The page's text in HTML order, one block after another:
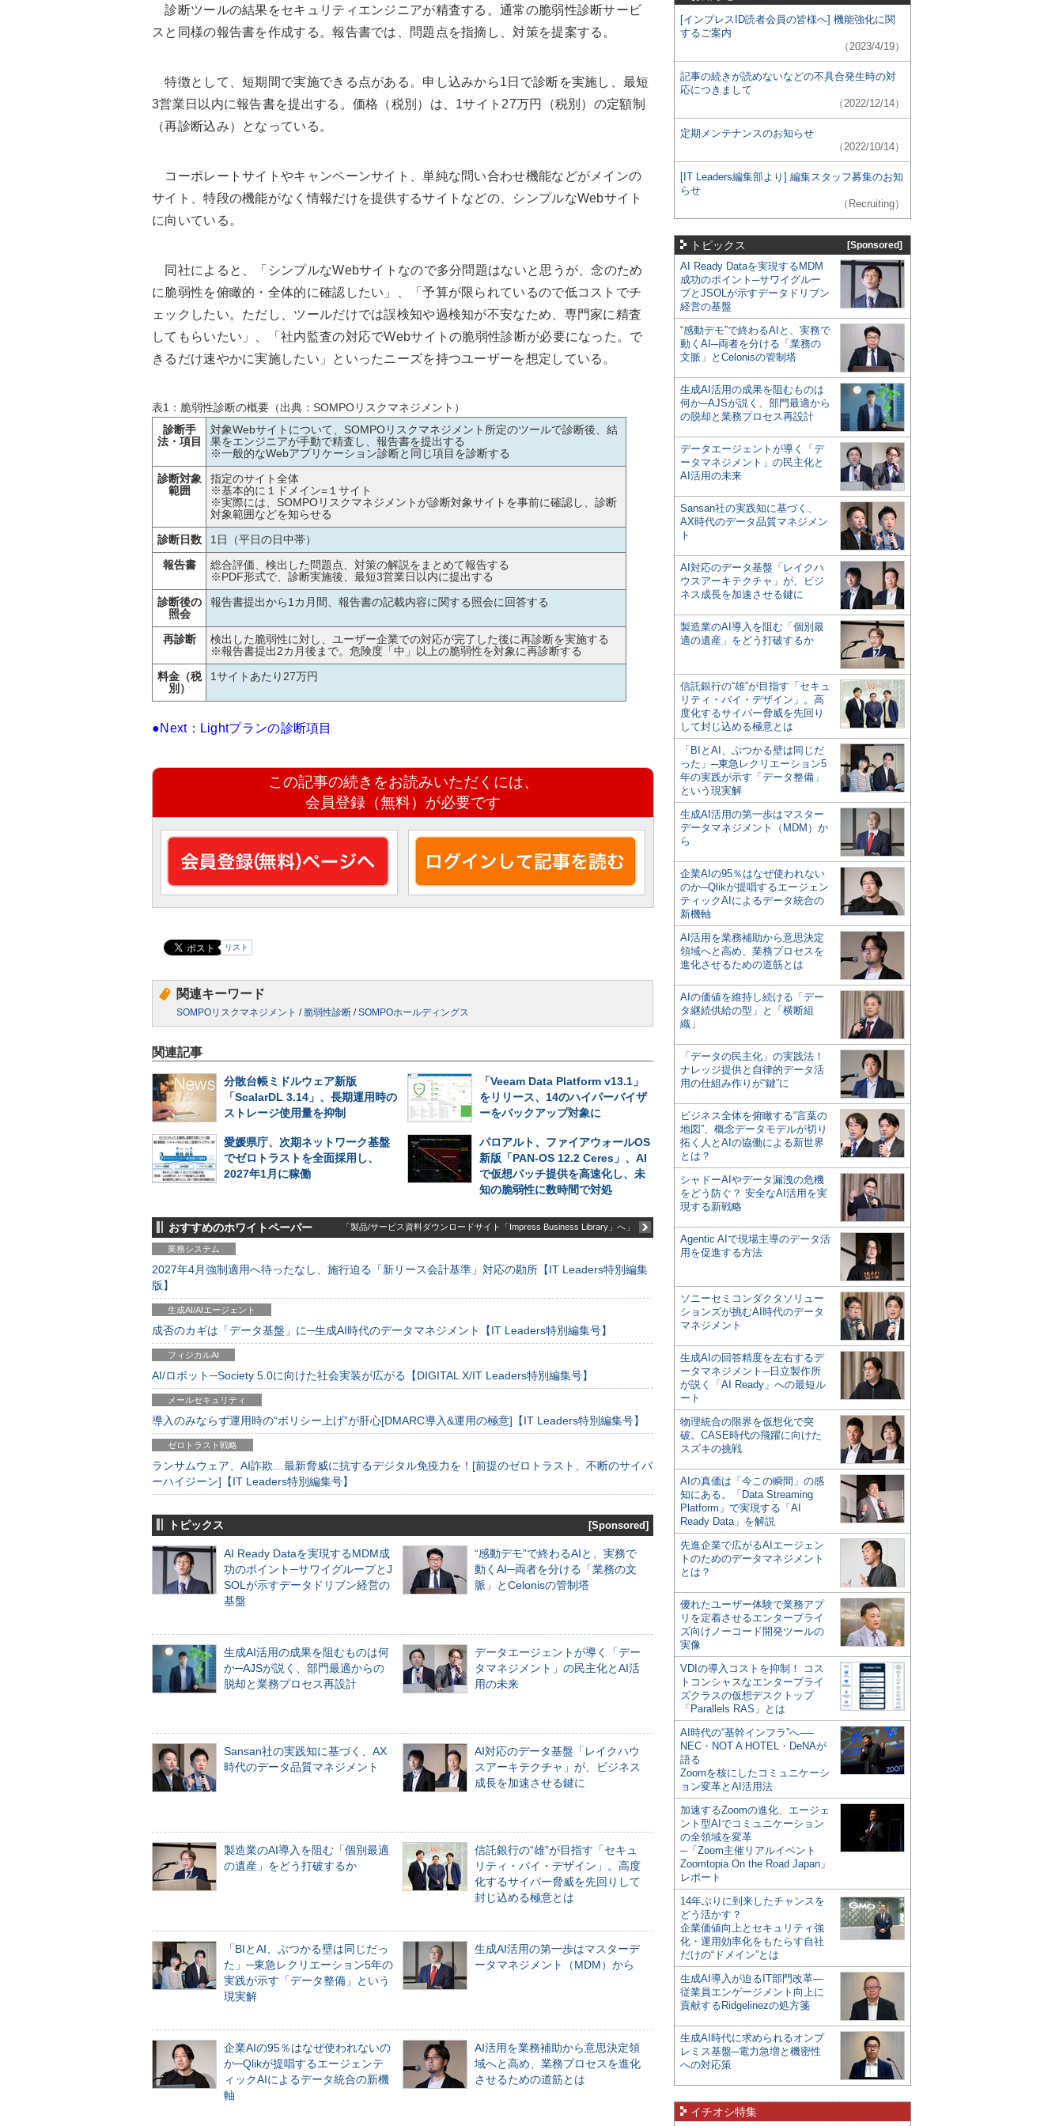
診断ツールの結果をセキュリティエンジニアが精査する。通常の脆弱性診断サービ
スと同様の報告書を作成する。報告書では、問題点を指摘し、対策を提案する。
特徴として、短期間で実施できる点がある。申し込みから1日で診断を実施し、最短
3営業日以内に報告書を提出する。価格（税別）は、1サイト27万円（税別）の定額制
（再診断込み）となっている。
コーポレートサイトやキャンペーンサイト、単純な問い合わせ機能などがメインの
サイト、特段の機能がなく情報だけを提供するサイトなどの、シンプルなWebサイト
に向いている。
同社によると、「シンプルなWebサイトなので多分問題はないと思うが、念のため
に脆弱性を俯瞰的・全体的に確認したい」、「予算が限られているので低コストでチ
ェックしたい。ただし、ツールだけでは誤検知や過検知が不安なため、専門家に精査
してもらいたい」、「社内監査の対応でWebサイトの脆弱性診断が必要になった。で
きるだけ速やかに実施したい」といったニーズを持つユーザーを想定している。
表1：脆弱性診断の概要（出典：SOMPOリスクマネジメント）
診断手
法・項目
対象Webサイトについて、SOMPOリスクマネジメント所定のツールで診断後、結
果をエンジニアが手動で精査し、報告書を提出する
※一般的なWebアプリケーション診断と同じ項目を診断する
診断対象
範囲
指定のサイト全体
※基本的に１ドメイン=１サイト
※実際には、SOMPOリスクマネジメントが診断対象サイトを事前に確認し、診断
対象範囲などを知らせる
診断日数
1日（平日の日中帯）
報告書
総合評価、検出した問題点、対策の解説をまとめて報告する
※PDF形式で、診断実施後、最短3営業日以内に提出する
診断後の
照会
報告書提出から1カ月間、報告書の記載内容に関する照会に回答する
再診断
検出した脆弱性に対し、ユーザー企業での対応が完了した後に再診断を実施する
※報告書提出2カ月後まで。危険度「中」以上の脆弱性を対象に再診断する
料金（税
別）
1サイトあたり27万円
●Next：Lightプランの診断項目
この記事の続きをお読みいただくには、
会員登録（無料）が必要です
リスト
関連キーワード
SOMPOリスクマネジメント / 脆弱性診断 /SOMPOホールディングス
関連記事
分散台帳ミドルウェア新版
「ScalarDL 3.14」、長期運用時の
ストレージ使用量を抑制
「Veeam Data Platform v13.1」
をリリース、14のハイパーバイザ
ーをバックアップ対象に
愛媛県庁、次期ネットワーク基盤
でゼロトラストを全面採用し、
2027年1月に稼働
パロアルト、ファイアウォールOS
新版「PAN-OS 12.2 Ceres」、AI
で仮想パッチ提供を高速化し、未
知の脆弱性に数時間で対処
おすすめのホワイトペーパー 「製品/サービス資料ダウンロードサイト「Impress Business Library」へ」
業務システム
2027年4月強制適用へ待ったなし、施行迫る「新リース会計基準」対応の勘所【IT Leaders特別編集
版】
生成AI/AIエージェント
成否のカギは「データ基盤」に─生成AI時代のデータマネジメント【IT Leaders特別編集号】
フィジカルAI
AI/ロボット─Society 5.0に向けた社会実装が広がる【DIGITAL X/IT Leaders特別編集号】
メールセキュリティ
導入のみならず運用時の“ポリシー上げ”が肝心[DMARC導入&運用の極意]【IT Leaders特別編集号】
ゼロトラスト戦略
ランサムウェア、AI詐欺…最新脅威に抗するデジタル免疫力を！[前提のゼロトラスト、不断のサイバ
ーハイジーン]【IT Leaders特別編集号】
トピックス [Sponsored]
AI Ready Dataを実現するMDM成
功のポイント─サワイグループとJ
SOLが示すデータドリブン経営の
基盤
“感動デモ”で終わるAIと、実務で
動くAI─両者を分ける「業務の文
脈」とCelonisの管制塔
生成AI活用の成果を阻むものは何
か─AJSが説く、部門最適からの
脱却と業務プロセス再設計
データエージェントが導く「デー
タマネジメント」の民主化とAI活
用の未来
Sansan社の実践知に基づく、AX
時代のデータ品質マネジメント
AI対応のデータ基盤「レイクハウ
スアーキテクチャ」が、ビジネス
成長を加速させる鍵に
製造業のAI導入を阻む「個別最適
の遺産」をどう打破するか
信託銀行の“雄”が目指す「セキュ
リティ・バイ・デザイン」。高度
化するサイバー脅威を先回りして
封じ込める極意とは
「BIとAI、ぶつかる壁は同じだっ
た」─東急レクリエーション5年の
実践が示す「データ整備」という
現実解
生成AI活用の第一歩はマスターデ
ータマネジメント（MDM）から
企業AIの95％はなぜ使われないの
か─Qlikが提唱するエージェンテ
ィックAIによるデータ統合の新機
軸
AI活用を業務補助から意思決定領
域へと高め、業務プロセスを進化
させるための道筋とは
[インプレスID読者会員の皆様へ] 機能強化に関
するご案内
（2023/4/19）
記事の続きが読めないなどの不具合発生時の対
応につきまして
（2022/12/14）
定期メンテナンスのお知らせ
（2022/10/14）
[IT Leaders編集部より] 編集スタッフ募集のお知
らせ
（Recruiting）
トピックス [Sponsored]
AI Ready Dataを実現するMDM
成功のポイント─サワイグルー
プとJSOLが示すデータドリブン
経営の基盤
“感動デモ”で終わるAIと、実務で
動くAI─両者を分ける「業務の
文脈」とCelonisの管制塔
生成AI活用の成果を阻むものは
何か─AJSが説く、部門最適から
の脱却と業務プロセス再設計
データエージェントが導く「デ
ータマネジメント」の民主化と
AI活用の未来
Sansan社の実践知に基づく、
AX時代のデータ品質マネジメン
ト
AI対応のデータ基盤「レイクハ
ウスアーキテクチャ」が、ビジ
ネス成長を加速させる鍵に
製造業のAI導入を阻む「個別最
適の遺産」をどう打破するか
信託銀行の“雄”が目指す「セキュ
リティ・バイ・デザイン」。高
度化するサイバー脅威を先回り
して封じ込める極意とは
「BIとAI、ぶつかる壁は同じだ
った」─東急レクリエーション5
年の実践が示す「データ整備」
という現実解
生成AI活用の第一歩はマスター
データマネジメント（MDM）か
ら
企業AIの95％はなぜ使われない
のか─Qlikが提唱するエージェン
ティックAIによるデータ統合の
新機軸
AI活用を業務補助から意思決定
領域へと高め、業務プロセスを
進化させるための道筋とは
AIの価値を維持し続ける「デー
タ継続供給の型」と「横断組
織」
「データの民主化」の実践法！
ナレッジ提供と自律的データ活
用の仕組み作りが“鍵”に
ビジネス全体を俯瞰する“言葉の
地図”、概念データモデルが切り
拓く人とAIの協働による新世界
とは？
シャドーAIやデータ漏洩の危機
をどう防ぐ？ 安全なAI活用を実
現する新戦略
Agentic AIで現場主導のデータ活
用を促進する方法
ソニーセミコンダクタソリュー
ションズが挑むAI時代のデータ
マネジメント
生成AIの回答精度を左右するデ
ータマネジメント─日立製作所
が説く「AI Ready」への最短ル
ート
物理統合の限界を仮想化で突
破。CASE時代の飛躍に向けた
スズキの挑戦
AIの真価は「今この瞬間」の感
知にある。「Data Streaming
Platform」で実現する「AI
Ready Data」を解説
先進企業で広がるAIエージェン
トのためのデータマネジメント
とは？
優れたユーザー体験で業務アプ
リを定着させるエンタープライ
ズ向けノーコード開発ツールの
実像
VDIの導入コストを抑制！ コス
トコンシャスなエンタープライ
ズクラスの仮想デスクトップ
「Parallels RAS」とは
AI時代の“基幹インフラ”へ──
NEC・NOT A HOTEL・DeNAが
語る
Zoomを核にしたコミュニケーシ
ョン変革とAI活用法
加速するZoomの進化、エージェ
ント型AIでコミュニケーション
の全領域を変革
─「Zoom主催リアルイベント
Zoomtopia On the Road Japan」
レポート
14年ぶりに到来したチャンスを
どう活かす？
企業価値向上とセキュリティ強
化・運用効率化をもたらす自社
だけの“ドメイン”とは
生成AI導入が迫るIT部門改革―
従業員エンゲージメント向上に
貢献するRidgelinezの処方箋
生成AI時代に求められるオンプ
レミス基盤─電力急増と機密性
への対応策
イチオシ特集